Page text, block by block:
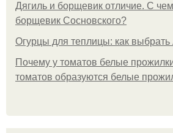
Дягиль и борщевик отличие. С
борщевик Сосновского?
Огурцы для теплицы: как выбрать
Почему у томатов белые
томатов образуются белые